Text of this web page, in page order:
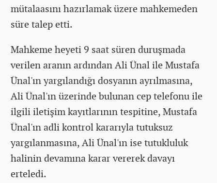
mütalaasını hazırlamak üzere mahkemeden
süre talep etti.
Mahkeme heyeti 9 saat süren duruşmada
verilen aranın ardından Ali Ünal ile Mustafa
Ünal'ın yargılandığı dosyanın ayrılmasına,
Ali Ünal'ın üzerinde bulunan cep telefonu ile
ilgili iletişim kayıtlarının tespitine, Mustafa
Ünal'ın adli kontrol kararıyla tutuksuz
yargılanmasına, Ali Ünal'ın ise tutukluluk
halinin devamına karar vererek davayı
erteledi.